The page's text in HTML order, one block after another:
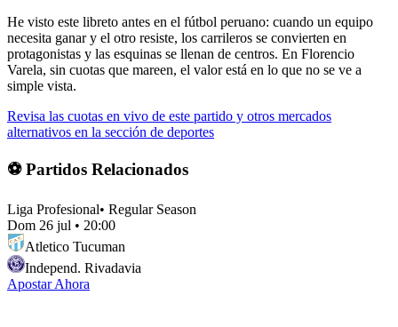
He visto este libreto antes en el fútbol peruano: cuando un equipo
necesita ganar y el otro resiste, los carrileros se convierten en
protagonistas y las esquinas se llenan de centros. En Florencio
Varela, sin cuotas que mareen, el valor está en lo que no se ve a
simple vista.
Revisa las cuotas en vivo de este partido y otros mercados
alternativos en la sección de deportes
⚽ Partidos Relacionados
Liga Profesional• Regular Season
Dom 26 jul • 20:00
Atletico Tucuman
Independ. Rivadavia
Apostar Ahora